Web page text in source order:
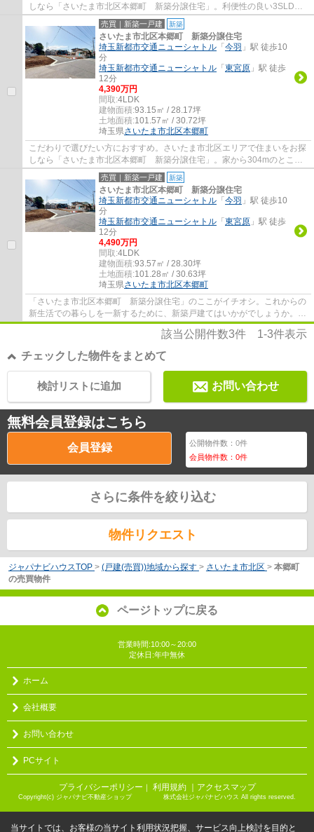
しなら「さいたま市北区本郷町 新築分譲住宅」。利便性の良い3SLDK
の物件情報はこちらです。食器洗乾燥機は食後...
売買｜新築一戸建 新築
さいたま市北区本郷町 新築分譲住宅
埼玉新都市交通ニューシャトル 「 今羽 」駅 徒歩10
分
埼玉新都市交通ニューシャトル 「 東宮原 」駅 徒歩
12分
4,390万円
間取:4LDK
建物面積:93.15㎡ / 28.17坪
土地面積:101.57㎡ / 30.72坪
埼玉県さいたま市北区本郷町
こだわりで選びたい方におすすめ。さいたま市北区エリアで住まいをお探
しなら「さいたま市北区本郷町 新築分譲住宅」。家から304mのところ
に、薬や日用品を買うのに便利なスギ薬局 大...
売買｜新築一戸建 新築
さいたま市北区本郷町 新築分譲住宅
埼玉新都市交通ニューシャトル 「 今羽 」駅 徒歩10
分
埼玉新都市交通ニューシャトル 「 東宮原 」駅 徒歩
12分
4,490万円
間取:4LDK
建物面積:93.57㎡ / 28.30坪
土地面積:101.28㎡ / 30.63坪
埼玉県さいたま市北区本郷町
「さいたま市北区本郷町 新築分譲住宅」のここがイチオシ。これからの
新生活での暮らしを一新するために、新築戸建てはいかがでしょうか。収
納も魅力、こだわり派のあなたに独立した...
該当公開件数3件 1-3件表示
チェックした物件をまとめて
お問い合わせ
検討リストに追加
無料会員登録はこちら
会員登録 公開物件数：0件
会員物件数：0件
さらに条件を絞り込む
物件リクエスト
ジャパナビハウスTOP > (戸建(売買))地域から探す > さいたま市北区 > 本郷町
の売買物件
ページトップに戻る
営業時間:10:00～20:00
定休日:年中無休
ホーム
会社概要
お問い合わせ
PCサイト
プライバシーポリシー ｜ 利用規約 ｜アクセスマップ
Copyright(c) ジャパナビ不動産ショップ 株式会社ジャパナビハウス All rights reserved.
当サイトでは、お客様の当サイト利用状況把握、サービス向上検討を目的と